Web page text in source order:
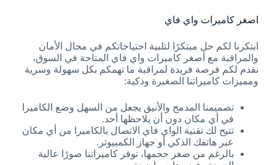
اصغر كاميرات واي فاي
ابتكرنا لكم حل مبتكرًا لتلبية احتياجاتكم في مجال الأمان
والمراقبة مع أصغر كاميرات واي فاي المتاحة في السوق،
نقدم لكم فرصة فريدة لمراقبة ما تهمكم بكل سهولة وسرية
ومميزات كاميراتنا الصغيرة وذكية:
تصميمنا المدمج والأنيق يجعل من السهل وضع الكاميرا
في أي مكان دون أن يلاحظها أحد.
تتيح لك تقنية الواي فاي الاتصال بالكاميرا من أي مكان
عبر هاتفك الذكي أو جهاز الكمبيوتر.
بالرغم من صغر حجمها، توفر كاميراتنا صورًا عالية